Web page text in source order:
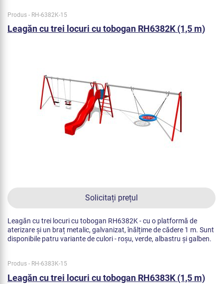
Produs - RH-6382K-15
Leagăn cu trei locuri cu tobogan RH6382K (1,5 m)
Solicitați prețul
Leagăn cu trei locuri cu tobogan RH6382K - cu o platformă de
aterizare și un braț metalic, galvanizat, înălțime de cădere 1 m. Sunt
disponibile patru variante de culori - roșu, verde, albastru și galben.
Produs - RH-6383K-15
Leagăn cu trei locuri cu tobogan RH6383K (1,5 m)